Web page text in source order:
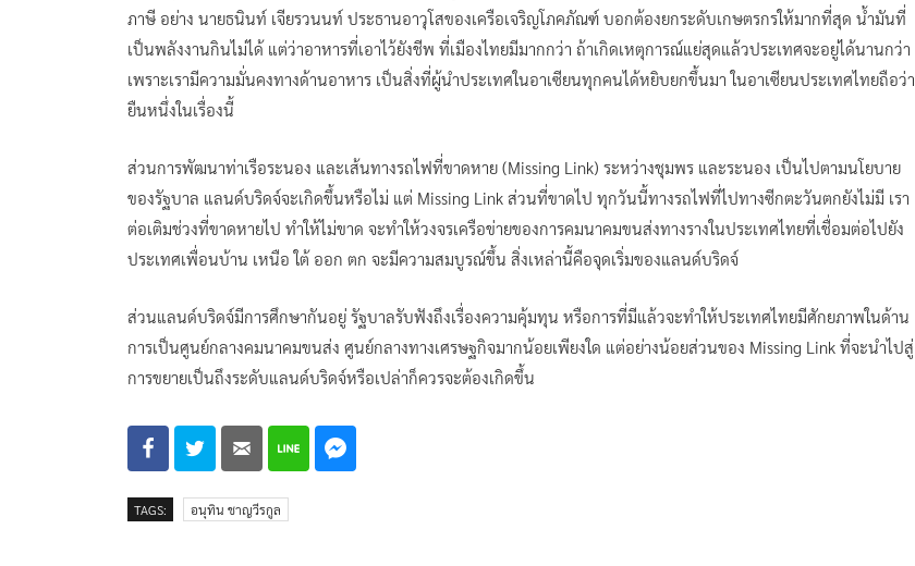
ภาษี อย่าง นายธนินท์ เจียรวนนท์ ประธานอาวุโสของเครือเจริญโภคภัณฑ์ บอกต้องยกระดับเกษตรกรให้มากที่สุด น้ำมันที่
เป็นพลังงานกินไม่ได้ แต่ว่าอาหารที่เอาไว้ยังชีพ ที่เมืองไทยมีมากกว่า ถ้าเกิดเหตุการณ์แย่สุดแล้วประเทศจะอยู่ได้นานกว่า
เพราะเรามีความมั่นคงทางด้านอาหาร เป็นสิ่งที่ผู้นำประเทศในอาเซียนทุกคนได้หยิบยกขึ้นมา ในอาเซียนประเทศไทยถือว่า
ยืนหนึ่งในเรื่องนี้
ส่วนการพัฒนาท่าเรือระนอง และเส้นทางรถไฟที่ขาดหาย (Missing Link) ระหว่างชุมพร และระนอง เป็นไปตามนโยบาย
ของรัฐบาล แลนด์บริดจ์จะเกิดขึ้นหรือไม่ แต่ Missing Link ส่วนที่ขาดไป ทุกวันนี้ทางรถไฟที่ไปทางซีกตะวันตกยังไม่มี เรา
ต่อเติมช่วงที่ขาดหายไป ทำให้ไม่ขาด จะทำให้วงจรเครือข่ายของการคมนาคมขนส่งทางรางในประเทศไทยที่เชื่อมต่อไปยัง
ประเทศเพื่อนบ้าน เหนือ ใต้ ออก ตก จะมีความสมบูรณ์ขึ้น สิ่งเหล่านี้คือจุดเริ่มของแลนด์บริดจ์
ส่วนแลนด์บริดจ์มีการศึกษากันอยู่ รัฐบาลรับฟังถึงเรื่องความคุ้มทุน หรือการที่มีแล้วจะทำให้ประเทศไทยมีศักยภาพในด้าน
การเป็นศูนย์กลางคมนาคมขนส่ง ศูนย์กลางทางเศรษฐกิจมากน้อยเพียงใด แต่อย่างน้อยส่วนของ Missing Link ที่จะนำไปสู่
การขยายเป็นถึงระดับแลนด์บริดจ์หรือเปล่าก็ควรจะต้องเกิดขึ้น
TAGS: อนุทิน ชาญวีรกูล